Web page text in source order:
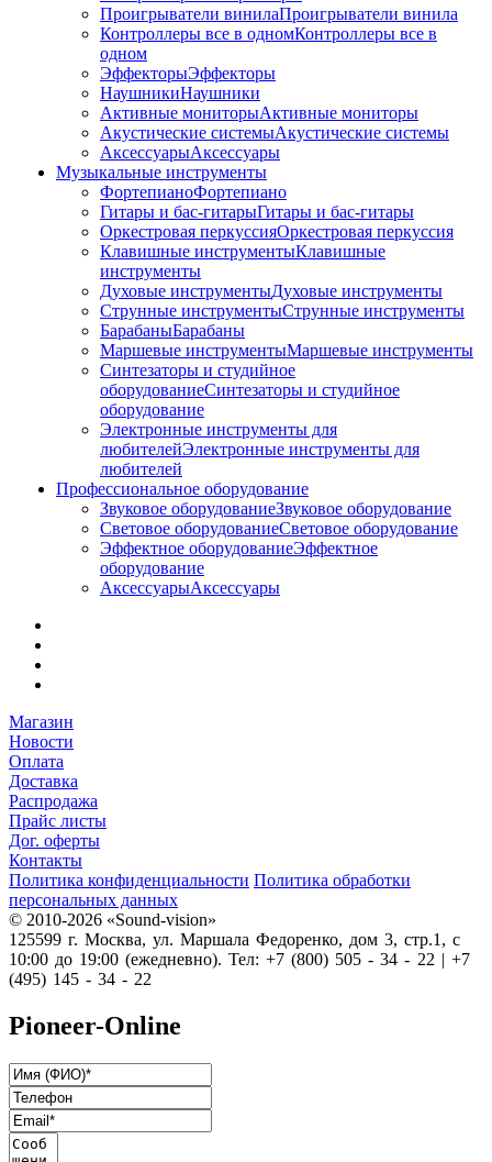
Проигрыватели винилаПроигрыватели винила
Контроллеры все в одномКонтроллеры все в
одном
ЭффекторыЭффекторы
НаушникиНаушники
Активные мониторыАктивные мониторы
Акустические системыАкустические системы
АксессуарыАксессуары
Музыкальные инструменты
ФортепианоФортепиано
Гитары и бас-гитарыГитары и бас-гитары
Оркестровая перкуссияОркестровая перкуссия
Клавишные инструментыКлавишные
инструменты
Духовые инструментыДуховые инструменты
Струнные инструментыСтрунные инструменты
БарабаныБарабаны
Маршевые инструментыМаршевые инструменты
Синтезаторы и студийное
оборудованиеСинтезаторы и студийное
оборудование
Электронные инструменты для
любителейЭлектронные инструменты для
любителей
Профессиональное оборудование
Звуковое оборудованиеЗвуковое оборудование
Световое оборудованиеСветовое оборудование
Эффектное оборудованиеЭффектное
оборудование
АксессуарыАксессуары
Магазин
Новости
Оплата
Доставка
Распродажа
Прайс листы
Дог. оферты
Контакты
Политика конфиденциальности Политика обработки
персональных данных
© 2010-2026 «Sound-vision»
125599 г. Москва, ул. Маршала Федоренко, дом 3, стр.1, с
10:00 до 19:00 (ежедневно). Тел: +7 (800) 505 - 34 - 22 | +7
(495) 145 - 34 - 22
Pioneer-Online